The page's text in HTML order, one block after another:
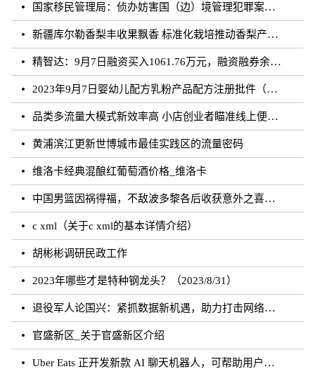
国家移民管理局：侦办妨害国（边）境管理犯罪案件9150起
新疆库尔勒香梨丰收果飘香 标准化栽培推动香梨产业提质增效
精智达：9月7日融资买入1061.76万元，融资融券余额6668.51万元
2023年9月7日婴幼儿配方乳粉产品配方注册批件（决定书）邮寄详情单
品类多流量大模式新效率高 小店创业者瞄准线上便利店
黄浦滨江更新世博城市最佳实践区的流量密码
维洛卡经典混酿红葡萄酒价格_维洛卡
中国男篮因祸得福，不敌波多黎各后收获意外之喜，尽显乔帅大智慧
c xml（关于c xml的基本详情介绍）
胡彬彬调研民政工作
2023年哪些才是特种钢龙头？（2023/8/31）
退役军人论国兴：紧抓数据新机遇，助力打击网络犯罪
官盛新区_关于官盛新区介绍
Uber Eats 正开发新款 AI 聊天机器人，可帮助用户下单